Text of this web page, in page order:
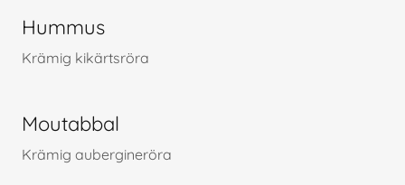
Hummus
Krämig kikärtsröra
Moutabbal
Krämig aubergineröra